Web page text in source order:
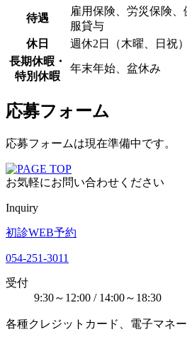
待遇
雇用保険、労災保険
服貸与
休日
週休2日（木曜、日祝）
長期休暇・
特別休暇
年末年始、盆休み
応募フォーム
応募フォームは現在準備中です。
お気軽にお問い合わせください
Inquiry
初診WEB予約
054-251-3011
受付
9:30～12:00 / 14:00～18:30
各種クレジットカード、電子マネ